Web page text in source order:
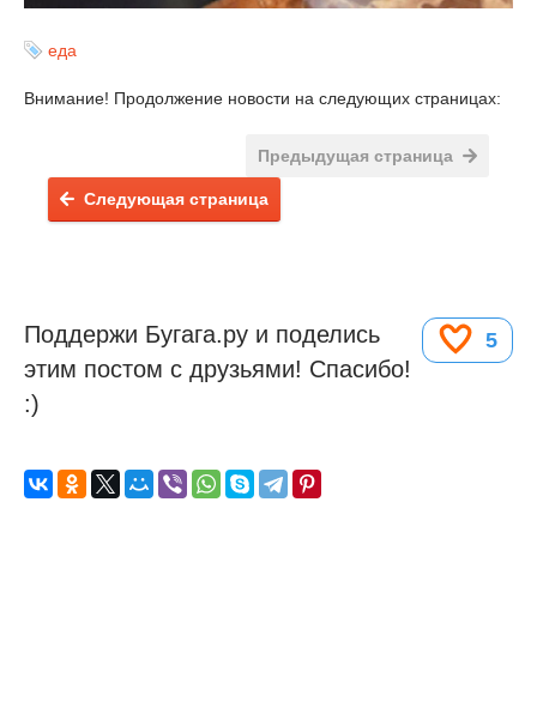
еда
Внимание! Продолжение новости на следующих страницах:
Предыдущая страница
Следующая страница
5
Поддержи Бугага.ру и поделись
этим постом с друзьями! Спасибо!
:)